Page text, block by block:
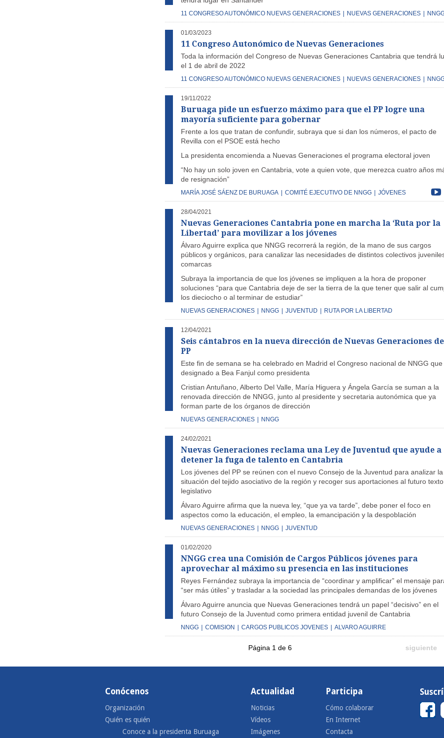
11 CONGRESO AUTONÓMICO NUEVAS GENERACIONES NUEVAS GENERACIONES
01/03/2023
11 Congreso Autonómico de Nuevas Generaciones
Toda la información del Congreso de Nuevas Generaciones Cantabria que tendrá
el 1 de abril de 2022
11 CONGRESO AUTONÓMICO NUEVAS GENERACIONES NUEVAS GENERACIONES
19/11/2022
Buruaga pide un esfuerzo máximo para que el PP logre una
mayoría suficiente para gobernar
Frente a los que tratan de confundir, subraya que si dan los números, el pacto de
Revilla con el PSOE está hecho
La presidenta encomienda a Nuevas Generaciones el programa electoral joven
“No hay un solo joven en Cantabria, vote a quien vote, que merezca cuatro años
de resignación”
MARÍA JOSÉ SÁENZ DE BURUAGA COMITÉ EJECUTIVO DE NNGG JÓVENES
28/04/2021
Nuevas Generaciones Cantabria pone en marcha la ‘Ruta por la
Libertad’ para movilizar a los jóvenes
Álvaro Aguirre explica que NNGG recorrerá la región, de la mano de sus cargos
públicos y orgánicos, para canalizar las necesidades de distintos colectivos
comarcas
Subraya la importancia de que los jóvenes se impliquen a la hora de proponer
soluciones “para que Cantabria deje de ser la tierra de la que tener que salir al
los dieciocho o al terminar de estudiar”
NUEVAS GENERACIONES NNGG JUVENTUD RUTA POR LA LIBERTAD
12/04/2021
Seis cántabros en la nueva dirección de Nuevas Generaciones
PP
Este fin de semana se ha celebrado en Madrid el Congreso nacional de NNGG que
designado a Bea Fanjul como presidenta
Cristian Antuñano, Alberto Del Valle, María Higuera y Ángela García se suman a la
renovada dirección de NNGG, junto al presidente y secretaria autonómica que ya
forman parte de los órganos de dirección
NUEVAS GENERACIONES NNGG
24/02/2021
Nuevas Generaciones reclama una Ley de Juventud que ayude a
detener la fuga de talento en Cantabria
Los jóvenes del PP se reúnen con el nuevo Consejo de la Juventud para analizar la
situación del tejido asociativo de la región y recoger sus aportaciones al futuro texto
legislativo
Álvaro Aguirre afirma que la nueva ley, “que ya va tarde”, debe poner el foco en
aspectos como la educación, el empleo, la emancipación y la despoblación
NUEVAS GENERACIONES NNGG JUVENTUD
01/02/2020
NNGG crea una Comisión de Cargos Públicos jóvenes para
aprovechar al máximo su presencia en las instituciones
Reyes Fernández subraya la importancia de “coordinar y amplificar” el mensaje
“ser más útiles” y trasladar a la sociedad las principales demandas de los jóvenes
Álvaro Aguirre anuncia que Nuevas Generaciones tendrá un papel “decisivo” en el
futuro Consejo de la Juventud como primera entidad juvenil de Cantabria
NNGG COMISION CARGOS PUBLICOS JOVENES ALVARO AGUIRRE
Página 1 de 6 siguiente
Conócenos
Organización
Quién es quién
Conoce a la presidenta Buruaga
Actualidad
Noticias
Vídeos
Imágenes
Participa
Cómo colaborar
En Internet
Contacta